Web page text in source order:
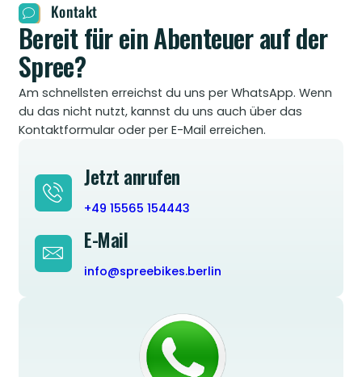
Kontakt
Bereit für ein Abenteuer auf der
Spree?
Am schnellsten erreichst du uns per WhatsApp. Wenn
du das nicht nutzt, kannst du uns auch über das
Kontaktformular oder per E-Mail erreichen.
Jetzt anrufen
+49 15565 154443
E-Mail
info@spreebikes.berlin